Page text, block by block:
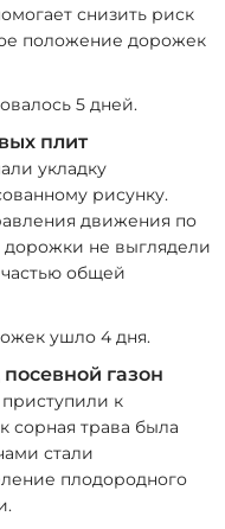
снизить риск
положение дорожек
5 дней.
плит
укладку
рисунку.
движения по
дорожки не выглядели
общей
ушло 4 дня.
газон
к
сорная трава была
стали
плодородного